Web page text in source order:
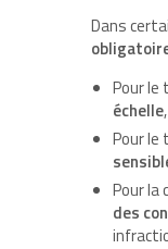
Dans
Pour
échelle
Pour
Pour la
des